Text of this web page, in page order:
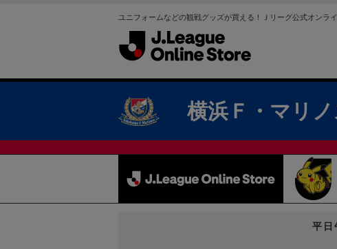
ユニフォームなどの観戦グッズが買える！Ｊリーグ公式オンラ
横浜Ｆ・マリノ
平日